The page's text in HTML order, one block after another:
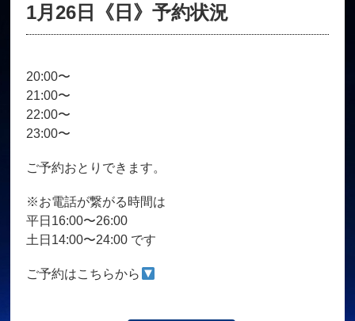
育毛コース よくある質問
お客様の声
ご予約＋お問い合わせ
1月26日《日》予約状況
20:00〜
21:00〜
22:00〜
23:00〜
ご予約おとりできます。
※お電話が繋がる時間は
平日16:00〜26:00
土日14:00〜24:00 です
ご予約はこちらから